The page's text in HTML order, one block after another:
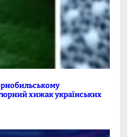
хижак українських